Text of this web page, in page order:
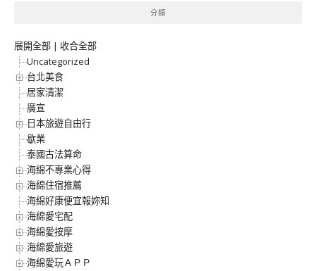
分類
展開全部 | 收合全部
Uncategorized
台北美食
居家清潔
廣宣
日本旅遊自由行
歇業
泰國古法算命
海綿不專業心得
海綿住宿推薦
海綿好康便宜報妳知
海綿愛宅配
海綿愛按摩
海綿愛旅遊
海綿愛玩ＡＰＰ